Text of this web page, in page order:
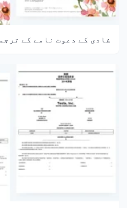
شادی کے دعوت نامے کے